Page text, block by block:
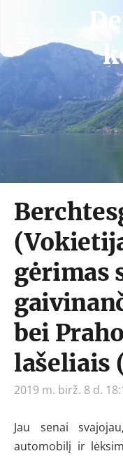
gėrimas
bei
lašeliais
2019 m. birž. 8 d.
Jau senai
automobilį ir